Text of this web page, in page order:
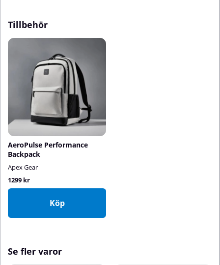
Tillbehör
AeroPulse Performance
Backpack
Apex Gear
1299 kr
Köp
Se fler varor